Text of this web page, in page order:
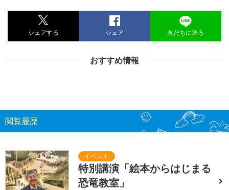
シェアする シェア 友だちに送る
おすすめ情報
閲覧履歴
特別講演「絵本からはじまる
恐竜教室」